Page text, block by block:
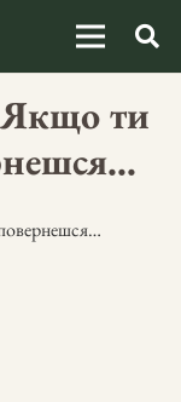
Якщо ти